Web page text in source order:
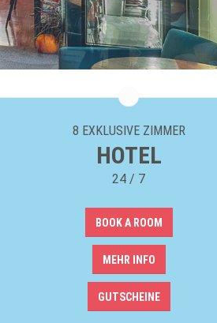
8 EXKLUSIVE ZIMMER
HOTEL
24 / 7
BOOK A ROOM
MEHR INFO
GUTSCHEINE